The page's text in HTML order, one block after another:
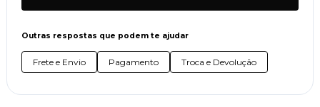
Outras respostas que podem te ajudar
Frete e Envio Pagamento Troca e Devolução